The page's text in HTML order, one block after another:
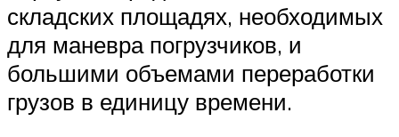
складских площадях, необходимых
для маневра погрузчиков, и
большими объемами переработки
грузов в единицу времени.